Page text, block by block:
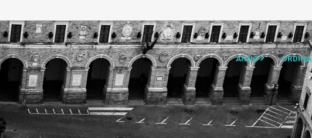
di Assisi. Focus
ORDINA
ANNO